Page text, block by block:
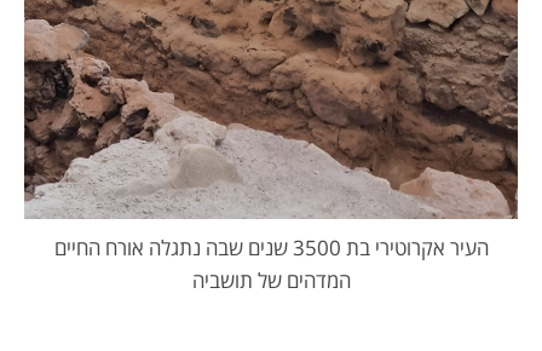
העיר אקרוטירי בת 3500 שנים שבה נתגלה אורח החיים
המדהים של תושביה